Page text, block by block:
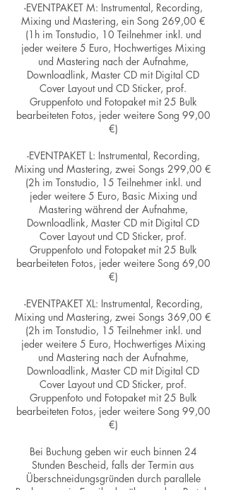
-EVENTPAKET M: Instrumental, Recording,
Mixing und Mastering, ein Song 269,00 €
(1h im Tonstudio, 10 Teilnehmer inkl. und
jeder weitere 5 Euro, Hochwertiges Mixing
und Mastering nach der Aufnahme,
Downloadlink, Master CD mit Digital CD
Cover Layout und CD Sticker, prof.
Gruppenfoto und Fotopaket mit 25 Bulk
bearbeiteten Fotos, jeder weitere Song 99,00
€)
-EVENTPAKET L: Instrumental, Recording,
Mixing und Mastering, zwei Songs 299,00 €
(2h im Tonstudio, 15 Teilnehmer inkl. und
jeder weitere 5 Euro, Basic Mixing und
Mastering während der Aufnahme,
Downloadlink, Master CD mit Digital CD
Cover Layout und CD Sticker, prof.
Gruppenfoto und Fotopaket mit 25 Bulk
bearbeiteten Fotos, jeder weitere Song 69,00
€)
-EVENTPAKET XL: Instrumental, Recording,
Mixing und Mastering, zwei Songs 369,00 €
(2h im Tonstudio, 15 Teilnehmer inkl. und
jeder weitere 5 Euro, Hochwertiges Mixing
und Mastering nach der Aufnahme,
Downloadlink, Master CD mit Digital CD
Cover Layout und CD Sticker, prof.
Gruppenfoto und Fotopaket mit 25 Bulk
bearbeiteten Fotos, jeder weitere Song 99,00
€)
Bei Buchung geben wir euch binnen 24
Stunden Bescheid, falls der Termin aus
Überschneidungsgründen durch parallele